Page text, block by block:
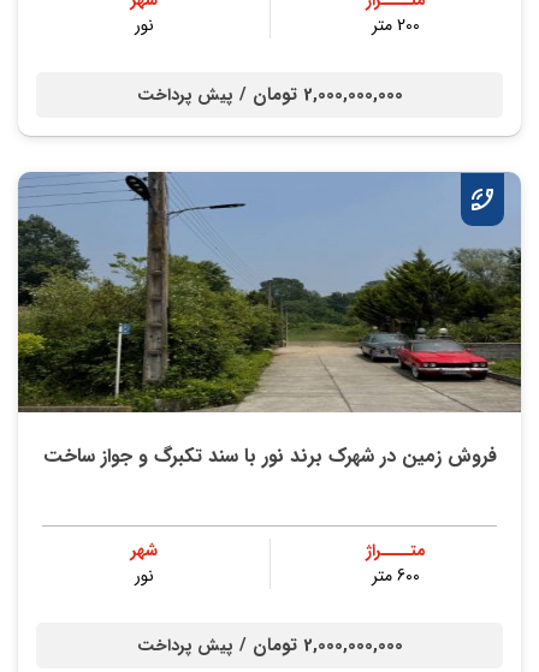
200 متر
نور
2,000,000,000 تومان / پیش پرداخت
فروش زمین در شهرک برند نور با سند تکبرگ و جواز ساخت
متــــراژ
600 متر
شهر
نور
2,000,000,000 تومان / پیش پرداخت